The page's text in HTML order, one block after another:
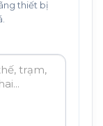
thiết bị